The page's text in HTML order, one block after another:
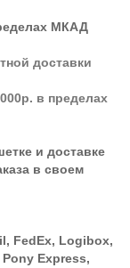
МКАД
доставки
в пределах
и доставке
в своем
FedEx, Logibox,
Express,